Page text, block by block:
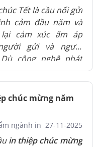
Tết là cầu nối gửi
cảm đầu năm và
lại cảm xúc ấm áp
gửi và người
công nghệ phát
giấy vẫn giữ vị trí
nhờ sự tinh tế
truyền thống. Việc
chúc Tết đẹp giúp
trở nên trọn vẹn và
hơn. Đây là hình
hiện sự quan tâm,
chúc mừng năm
ngành in 27-11-2025
in thiệp chúc mừng